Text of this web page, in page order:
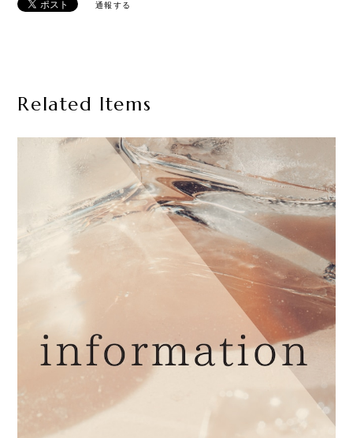
通報する
Related Items